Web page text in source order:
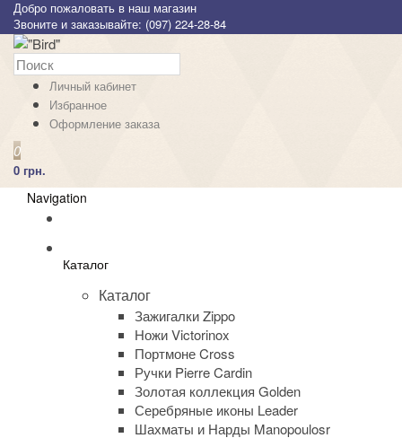
Добро пожаловать в наш магазин
Звоните и заказывайте: (097) 224-28-84
Личный кабинет
Избранное
Оформление заказа
0
0 грн.
Navigation
Каталог
Каталог
Зажигалки Zippo
Ножи Victorinox
Портмоне Cross
Ручки Pierre Cardin
Золотая коллекция Golden
Серебряные иконы Leader
Шахматы и Нарды Manopoulosr